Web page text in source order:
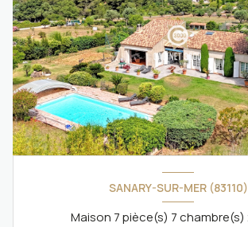
SANARY-SUR-MER (83110)